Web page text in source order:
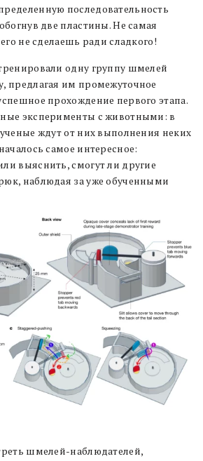
последовательность
две пластины. Не самая
не сделаешь ради сладкого!
одну группу шмелей
предлагая им промежуточное
прохождение первого этапа.
эксперименты с животными: в
ждут от них выполнения неких
самое интересное:
выяснить, смогут ли другие
наблюдая за уже обученными
шмелей-наблюдателей,